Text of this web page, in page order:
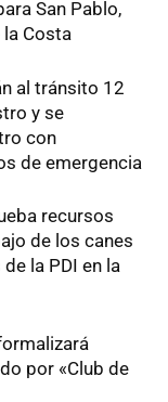
San Pablo,
la Costa
al tránsito 12
y se
con
de emergencia
recursos
de los canes
la PDI en la
por «Club de